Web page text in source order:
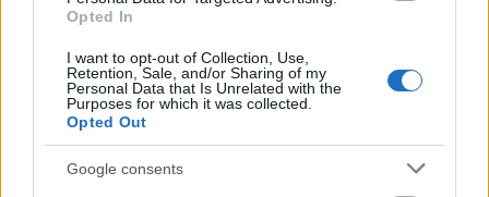
Opted In
I want to opt-out of Collection, Use,
Retention, Sale, and/or Sharing of my
Personal Data that Is Unrelated with the
Purposes for which it was collected.
Opted Out
Google consents
tüntetést hívott össze Elég volt címmel. Az ok
százalékos béremelést ígért, csak 10 százalékot
kapnak a mentősök. Szóval az ok egyszerű, kivéve ha
a kormányzati propagandának dolgozol, mert
szerintük…